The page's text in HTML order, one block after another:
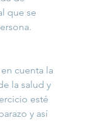
que se
cuenta la
la salud y
esté
y así